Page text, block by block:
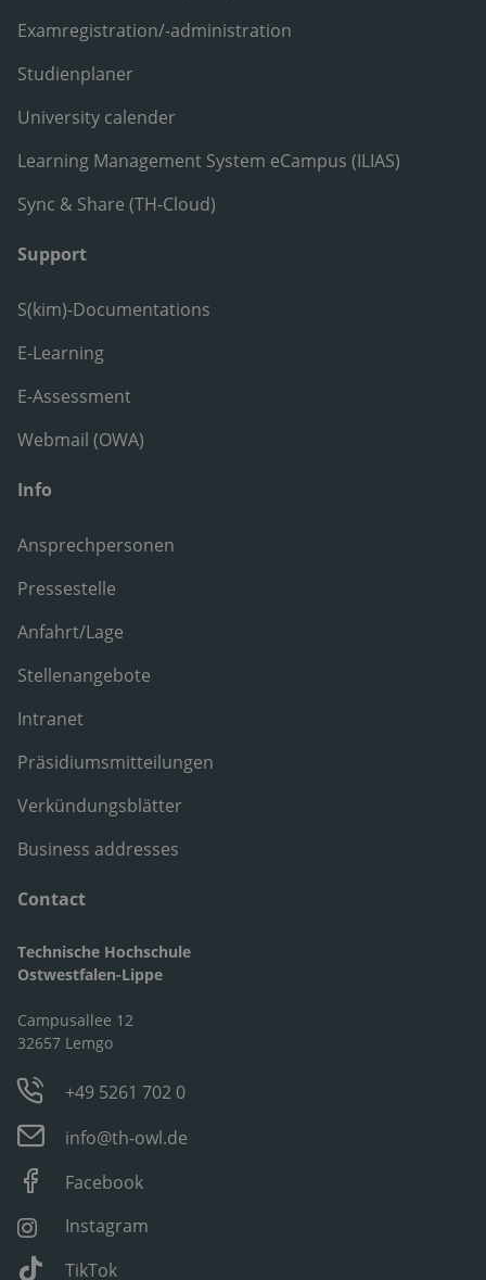
Examregistration/-administration
Studienplaner
University calender
Learning Management System eCampus (ILIAS)
Sync & Share (TH-Cloud)
Support
S(kim)-Documentations
E-Learning
E-Assessment
Webmail (OWA)
Info
Ansprechpersonen
Pressestelle
Anfahrt/Lage
Stellenangebote
Intranet
Präsidiumsmitteilungen
Verkündungsblätter
Business addresses
Contact
Technische Hochschule
Ostwestfalen-Lippe
Campusallee 12
32657 Lemgo
+49 5261 702 0
info@th-owl.de
Facebook
Instagram
TikTok